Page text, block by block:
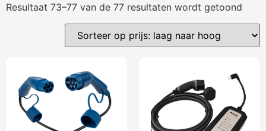
Resultaat 73–77 van de 77 resultaten wordt getoond